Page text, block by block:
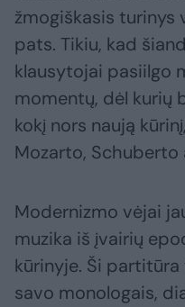
žmogiškasis turinys
pats. Tikiu, kad
klausytojai pasiilgo
momentų, dėl kurių
kokį nors naują
Mozarto, Schuberto
Modernizmo vėjai
muzika iš įvairių
kūrinyje. Ši
savo monologais,